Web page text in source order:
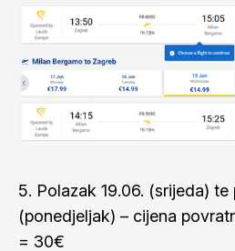
5. Polazak 19.06. (srijeda)
(ponedjeljak) – cijena
= 30€